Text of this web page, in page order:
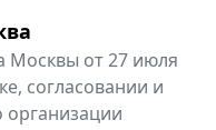
Москвы от 27 июля
согласовании и
организации